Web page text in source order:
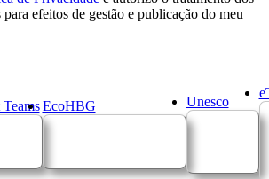
efeitos de gestão e publicação do meu
EcoHBG Unesco